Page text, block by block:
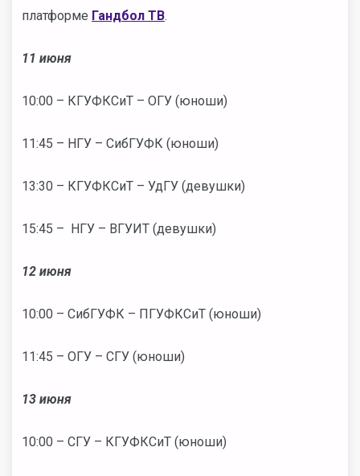
платформе Гандбол ТВ.
11 июня
10:00 – КГУФКСиТ – ОГУ (юноши)
11:45 – НГУ – СибГУФК (юноши)
13:30 – КГУФКСиТ – УдГУ (девушки)
15:45 – НГУ – ВГУИТ (девушки)
12 июня
10:00 – СибГУФК – ПГУФКСиТ (юноши)
11:45 – ОГУ – СГУ (юноши)
13 июня
10:00 – СГУ – КГУФКСиТ (юноши)